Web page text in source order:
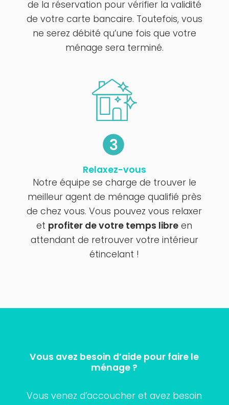
de la réservation pour vérifier la validité
de votre carte bancaire. Toutefois, vous
ne serez débité qu’une fois que votre
ménage sera terminé.
Relaxez-vous
Notre équipe se charge de trouver le
meilleur agent de ménage qualifié près
de chez vous. Vous pouvez vous relaxer
et profiter de votre temps libre en
attendant de retrouver votre intérieur
étincelant !
Vous avez besoin d’aide pour faire le
ménage ?
Vous venez d’accoucher et avez besoin